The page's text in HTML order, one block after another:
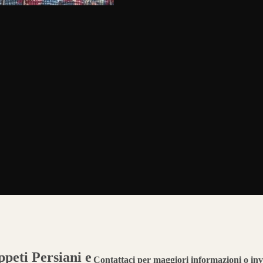
Persiani e Contattaci per maggiori informazioni o